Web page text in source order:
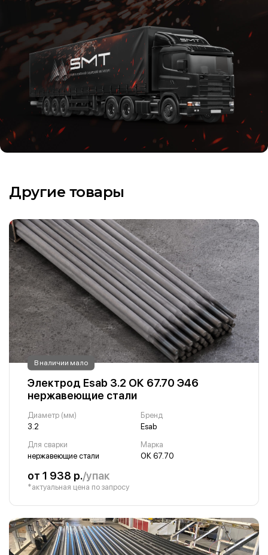
Другие товары
В наличии мало
Электрод Esab 3.2 ОК 67.70 Э46
нержавеющие стали
Диаметр (мм)
3.2
Бренд
Esab
Для сварки
нержавеющие стали
Марка
ОК 67.70
от 1 938 р./упак
*актуальная цена по запросу